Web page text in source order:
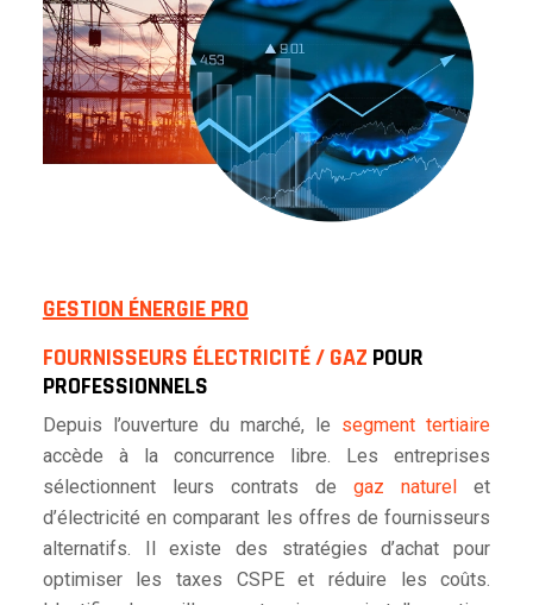
GESTION ÉNERGIE PRO
FOURNISSEURS ÉLECTRICITÉ / GAZ POUR
PROFESSIONNELS
Depuis l’ouverture du marché, le segment tertiaire
accède à la concurrence libre. Les entreprises
sélectionnent leurs contrats degaz naturel
et
d’électricité en comparant les offres de fournisseurs
alternatifs. Il existe des stratégies d’achat pour
optimiser les taxes CSPE et réduire les coûts.